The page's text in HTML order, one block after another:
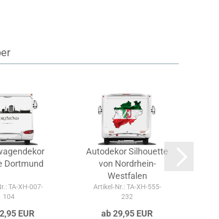
Dortmund
TA-XH-007-
104
EUR
Autodekor Silhouette
von Nordrhein-
Westfalen
Artikel‑Nr.: TA-XH-555-
232
ab 29,95 EUR